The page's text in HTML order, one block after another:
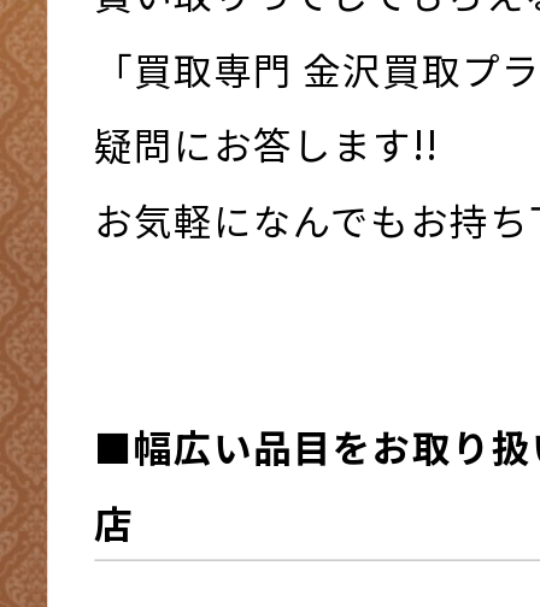
「買取専門 金沢買取プ
疑問にお答します!!
お気軽になんでもお持
■幅広い品目をお取り
店